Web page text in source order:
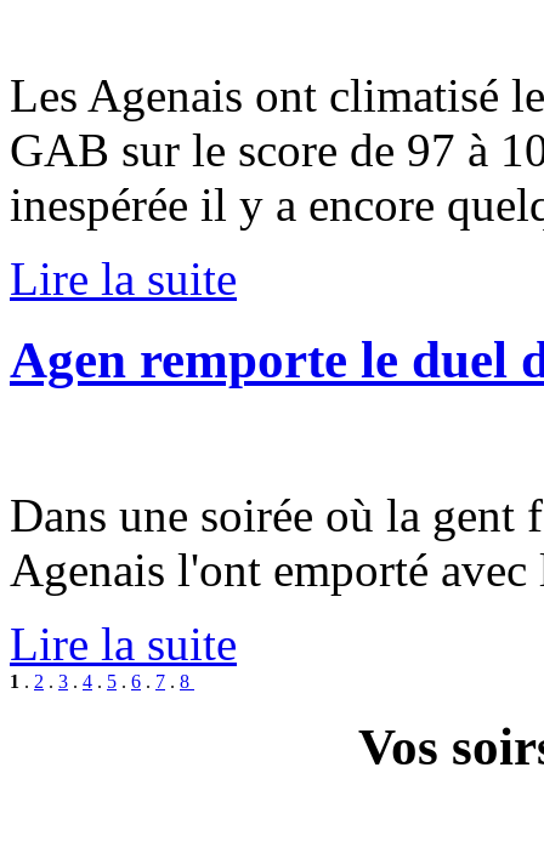
Les Agenais ont climatisé
GAB sur le score de 97 à
inespérée il y a encore
Lire la suite
Agen remporte le duel
Dans une soirée où la gent
Agenais l'ont emporté
Lire la suite
1 . 2 . 3 . 4 . 5 . 6 . 7 . 8
Vos